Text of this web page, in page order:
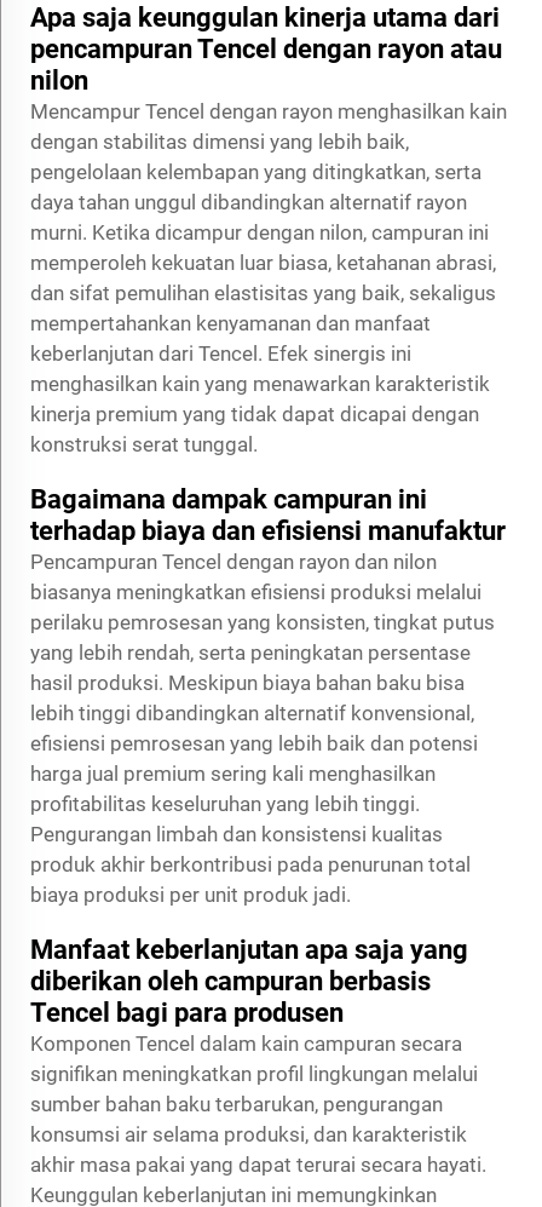
Apa saja keunggulan kinerja utama dari
pencampuran Tencel dengan rayon atau
nilon
Mencampur Tencel dengan rayon menghasilkan kain
dengan stabilitas dimensi yang lebih baik,
pengelolaan kelembapan yang ditingkatkan, serta
daya tahan unggul dibandingkan alternatif rayon
murni. Ketika dicampur dengan nilon, campuran ini
memperoleh kekuatan luar biasa, ketahanan abrasi,
dan sifat pemulihan elastisitas yang baik, sekaligus
mempertahankan kenyamanan dan manfaat
keberlanjutan dari Tencel. Efek sinergis ini
menghasilkan kain yang menawarkan karakteristik
kinerja premium yang tidak dapat dicapai dengan
konstruksi serat tunggal.
Bagaimana dampak campuran ini
terhadap biaya dan efisiensi manufaktur
Pencampuran Tencel dengan rayon dan nilon
biasanya meningkatkan efisiensi produksi melalui
perilaku pemrosesan yang konsisten, tingkat putus
yang lebih rendah, serta peningkatan persentase
hasil produksi. Meskipun biaya bahan baku bisa
lebih tinggi dibandingkan alternatif konvensional,
efisiensi pemrosesan yang lebih baik dan potensi
harga jual premium sering kali menghasilkan
profitabilitas keseluruhan yang lebih tinggi.
Pengurangan limbah dan konsistensi kualitas
produk akhir berkontribusi pada penurunan total
biaya produksi per unit produk jadi.
Manfaat keberlanjutan apa saja yang
diberikan oleh campuran berbasis
Tencel bagi para produsen
Komponen Tencel dalam kain campuran secara
signifikan meningkatkan profil lingkungan melalui
sumber bahan baku terbarukan, pengurangan
konsumsi air selama produksi, dan karakteristik
akhir masa pakai yang dapat terurai secara hayati.
Keunggulan keberlanjutan ini memungkinkan